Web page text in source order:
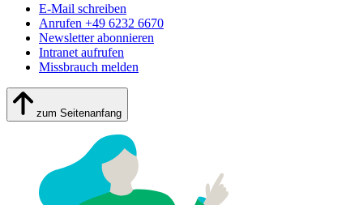
E-Mail schreiben
Anrufen +49 6232 6670
Newsletter abonnieren
Intranet aufrufen
Missbrauch melden
zum Seitenanfang